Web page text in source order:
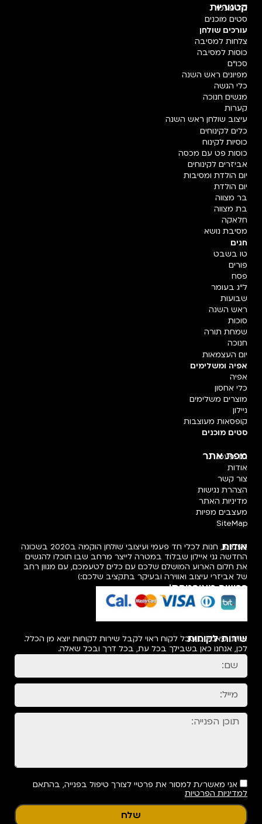
קטגוריות
חד פעמי
סטים מוכנים
עורכים שולחן
צלחות למסיבה
כוסות למסיבה
סכו"ם
מפיונים ראש השנה
כלי הגשה
מגשים חנוכה
קערות
עיצוב שולחן ראש השנה
כלים לקינוחים
כוסיות לקינוח
כוסות פט עם מכסה
אביזרים לקינוחים
יום הולדת ומסיבות
יום הולדת
בר מצווה
בת מצווה
חלאקה
מסיבת נושא
חגים
טו בשבט
פורים
פסח
ל"ג בעומר
שבועות
ראש השנה
סוכות
שמחת תורה
חנוכה
יום העצמאות
אפיה ומשלימים
אפיה
כלי אחסון
מוצרים משלימים
ניילון
קופסאות מעוצבות
סטים מוכנים
מפת אתר
חד פעמי
אודות
צור קשר
הצהרת נגישות
מדיניות האתר
מעצבים מפיות
SiteMap
אודות
פעמיפו, חנות לכלי חד פעמי ועיצובי שולחן הוקמה ב2020 בשכונה
החדשה גני איילון שבלוד במטרה לייצר מרחב שבו תוכלו להגשים
את חלום הארוע המושלם שלכם עם כלים לטעמכם, עם מגוון רחב
של אביזרי עיצוב ואווירה ובעיקר בתקציב שלכם:)
רכישה מאובטחת!
שירות לקוחות
אנחנו מאמינים שכל לקוח ראוי לקבל שירות לקוחות יוצא מן הכלל.
לכן, אנחנו כאן בשבילך בכל עת, בכל דרך ובכל שאלה.
אני מאשר/ת למסור את פרטיי לצורך טיפול בפנייה, בהתאם
למדיניות הפרטיות
שלח